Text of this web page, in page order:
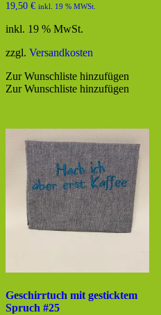
19,50 € inkl. 19 % MWSt.
inkl. 19 % MwSt.
zzgl. Versandkosten
Zur Wunschliste hinzufügen
Zur Wunschliste hinzufügen
Geschirrtuch mit gesticktem
Spruch #25